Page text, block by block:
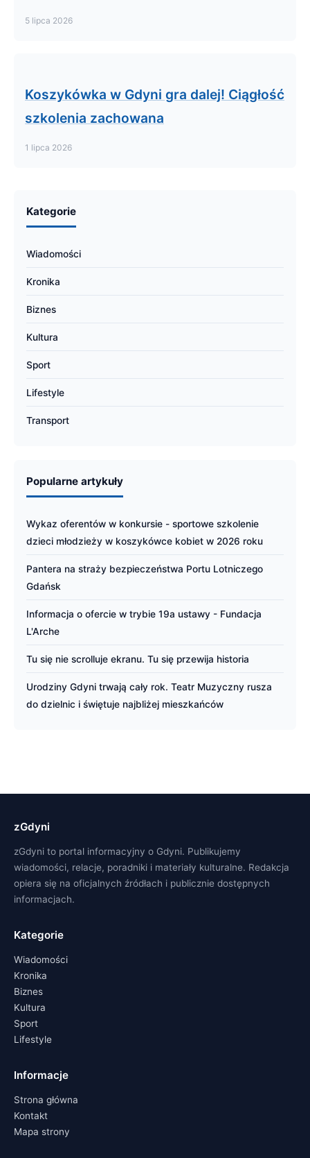
5 lipca 2026
Koszykówka w Gdyni gra dalej! Ciągłość
szkolenia zachowana
1 lipca 2026
Kategorie
Wiadomości
Kronika
Biznes
Kultura
Sport
Lifestyle
Transport
Popularne artykuły
Wykaz oferentów w konkursie - sportowe szkolenie
dzieci młodzieży w koszykówce kobiet w 2026 roku
Pantera na straży bezpieczeństwa Portu Lotniczego
Gdańsk
Informacja o ofercie w trybie 19a ustawy - Fundacja
L'Arche
Tu się nie scrolluje ekranu. Tu się przewija historia
Urodziny Gdyni trwają cały rok. Teatr Muzyczny rusza
do dzielnic i świętuje najbliżej mieszkańców
zGdyni
zGdyni to portal informacyjny o Gdyni. Publikujemy
wiadomości, relacje, poradniki i materiały kulturalne. Redakcja
opiera się na oficjalnych źródłach i publicznie dostępnych
informacjach.
Kategorie
Wiadomości
Kronika
Biznes
Kultura
Sport
Lifestyle
Informacje
Strona główna
Kontakt
Mapa strony